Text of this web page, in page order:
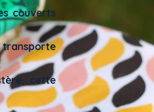
couverts
cette